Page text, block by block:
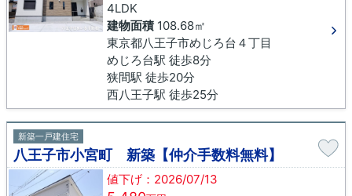
4LDK
建物面積108.68㎡
東京都八王子市めじろ台４丁目
めじろ台駅 徒歩8分
狭間駅 徒歩20分
西八王子駅 徒歩25分
新築一戸建住宅
八王子市小宮町 新築【仲介手数料無料】
値下げ：2026/07/13